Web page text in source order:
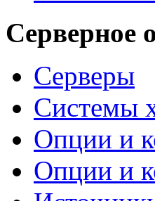
Серверное
Серверы
Системы
Опции и
Опции и